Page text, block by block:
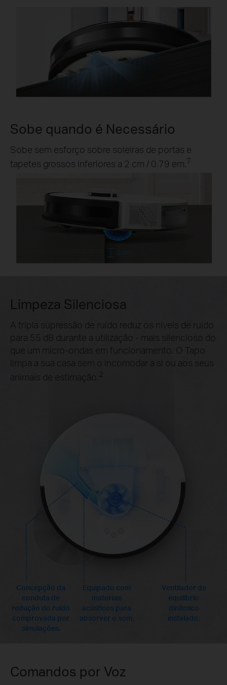
Sobe quando é Necessário
Sobe sem esforço sobre soleiras de portas e
tapetes grossos inferiores a 2 cm / 0.79 em.7
2 cm
Concepção da
conduta de
redução do ruído
comprovada por
simulações.
Equipado com
materiais
acústicos para
absorver o som.
Ventilador de
equilíbrio
dinâmico
instalado.
Limpeza Silenciosa
A tripla supressão de ruído reduz os níveis de ruído
para 55 dB durante a utilização - mais silencioso do
que um micro-ondas em funcionamento. O Tapo
limpa a sua casa sem o incomodar a si ou aos seus
animais de estimação. 2
Comandos por Voz